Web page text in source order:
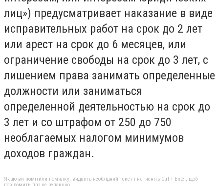
лиц») предусматривает наказание в виде
исправительных работ на срок до 2 лет
или арест на срок до 6 месяцев, или
ограничение свободы на срок до 3 лет, с
лишением права занимать определенные
должности или заниматься
определенной деятельностью на срок до
3 лет и со штрафом от 250 до 750
необлагаемых налогом минимумов
доходов граждан.
Якщо ви помітили помилку, виділіть необхідний текст і натисніть Ctrl + Enter, щоб